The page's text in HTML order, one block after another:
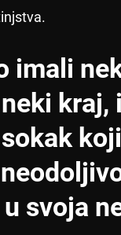
imali
kraj,
svoja